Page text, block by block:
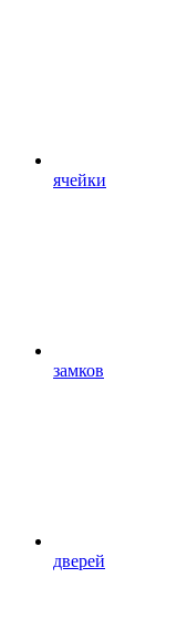
ячейки
замков
дверей